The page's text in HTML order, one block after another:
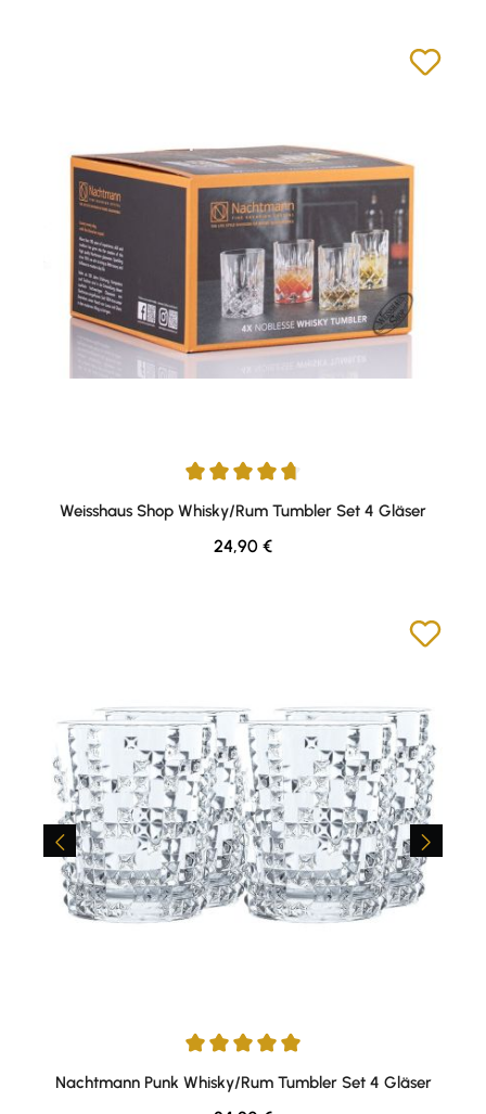
Durchschnittliche Bewertung von 4.81 von 5 Sternen
Weisshaus Shop Whisky/Rum Tumbler Set 4 Gläser
Regulärer Preis:
24,90 €
Durchschnittliche Bewertung von 5 von 5 Sternen
Nachtmann Punk Whisky/Rum Tumbler Set 4 Gläser